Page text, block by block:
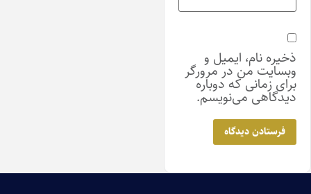
ذخیره نام، ایمیل و
وبسایت من در مرورگر
برای زمانی که دوباره
دیدگاهی می‌نویسم.